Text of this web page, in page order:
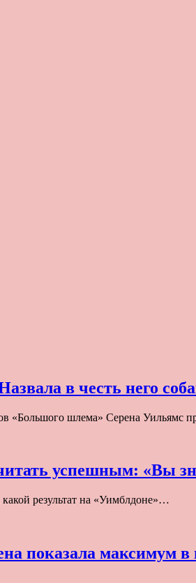
в честь него
«Большого шлема» Серена Уильямс
успешным: «Вы
результат на «Уимблдоне»…
показала максимум